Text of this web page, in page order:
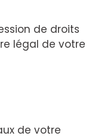
de droits
légal de votre
de votre